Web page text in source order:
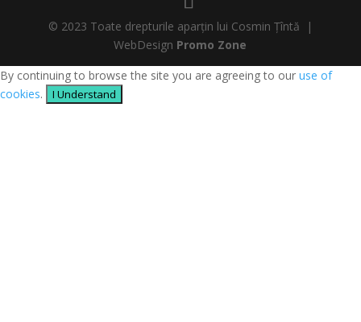
© 2023 Toate drepturile aparțin lui Cosmin Țîntă |
WebDesign Promo Zone
By continuing to browse the site you are agreeing to our use of
cookies. I Understand